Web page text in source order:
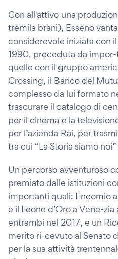
Con all'attivo una
tremila brani), Esseno
considerevole iniziata con
1990, preceduta da
quelle con il gruppo
Crossing, il Banco del
complesso da lui formato
trascurare il catalogo di
per il cinema e la
per l’azienda Rai, per
tra cui “La Storia siamo
Un percorso avventuroso
premiato dalle istituzioni
importanti quali: Encomio
e il Leone d’Oro a Vene-
entrambi nel 2017, e un
merito ri-cevuto al Senato
per la sua attività